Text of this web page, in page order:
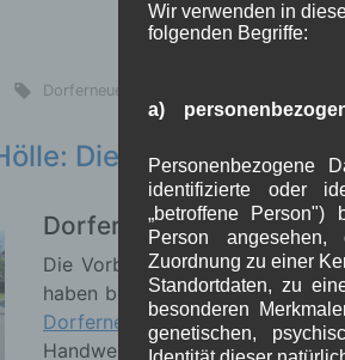
Dorferneuerung
Die Arbeit beginnt
Dorferneuerung:
Die Vorbereitungen für das
haben begonnen. Wie bei der
Dorferneuerung vom
Handwerksbetrieb der den
Wir verwenden in
folgenden Begriffe:
a)
Personenbezogene
identifizierte oder
„betroffene
Person
Zuordnung zu einer
Standortdaten, zu
besonderen
genetischen,